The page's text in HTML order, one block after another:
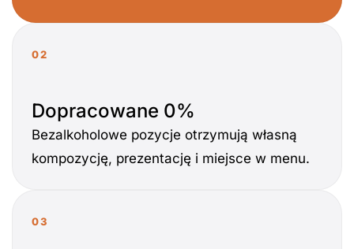
02
Dopracowane 0%
Bezalkoholowe pozycje otrzymują własną
kompozycję, prezentację i miejsce w menu.
03